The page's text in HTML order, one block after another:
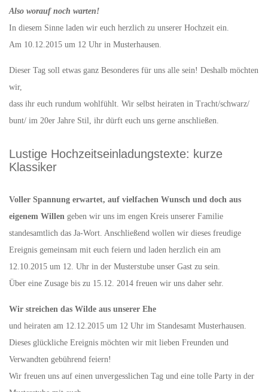
Also worauf noch warten!
In diesem Sinne laden wir euch herzlich zu unserer Hochzeit ein.
Am 10.12.2015 um 12 Uhr in Musterhausen.
Dieser Tag soll etwas ganz Besonderes für uns alle sein! Deshalb möchten
wir,
dass ihr euch rundum wohlfühlt. Wir selbst heiraten in Tracht/schwarz/
bunt/ im 20er Jahre Stil, ihr dürft euch uns gerne anschließen.
Lustige Hochzeitseinladungstexte: kurze
Klassiker
Voller Spannung erwartet, auf vielfachen Wunsch und doch aus
eigenem Willen geben wir uns im engen Kreis unserer Familie
standesamtlich das Ja-Wort. Anschließend wollen wir dieses freudige
Ereignis gemeinsam mit euch feiern und laden herzlich ein am
12.10.2015 um 12. Uhr in der Musterstube unser Gast zu sein.
Über eine Zusage bis zu 15.12. 2014 freuen wir uns daher sehr.
Wir streichen das Wilde aus unserer Ehe
und heiraten am 12.12.2015 um 12 Uhr im Standesamt Musterhausen.
Dieses glückliche Ereignis möchten wir mit lieben Freunden und
Verwandten gebührend feiern!
Wir freuen uns auf einen unvergesslichen Tag und eine tolle Party in der